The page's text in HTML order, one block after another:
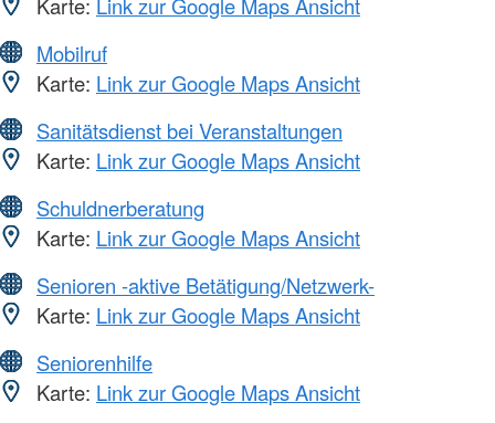
Mobilruf
Karte: Link zur Google Maps Ansicht
Sanitätsdienst bei Veranstaltungen
Karte: Link zur Google Maps Ansicht
Schuldnerberatung
Karte: Link zur Google Maps Ansicht
Senioren -aktive Betätigung/Netzwerk-
Karte: Link zur Google Maps Ansicht
Seniorenhilfe
Karte: Link zur Google Maps Ansicht